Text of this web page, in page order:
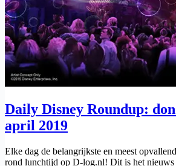
Daily Disney Roundup:
april 2019
Elke dag de belangrijkste en meest
rond lunchtijd op D-log.nl! Dit is het nieuws